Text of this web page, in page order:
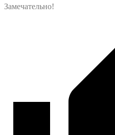
Замечательно!